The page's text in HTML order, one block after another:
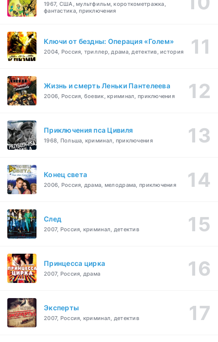
1967, США, мультфильм, короткометражка,
фантастика, приключения
Ключи от бездны: Операция «Голем»
2004, Россия, триллер, драма, детектив, история
Жизнь и смерть Леньки Пантелеева
2006, Россия, боевик, криминал, приключения
Приключения пса Цивиля
1968, Польша, криминал, приключения
Конец света
2006, Россия, драма, мелодрама, приключения
След
2007, Россия, криминал, детектив
Принцесса цирка
2007, Россия, драма
Эксперты
2007, Россия, криминал, детектив